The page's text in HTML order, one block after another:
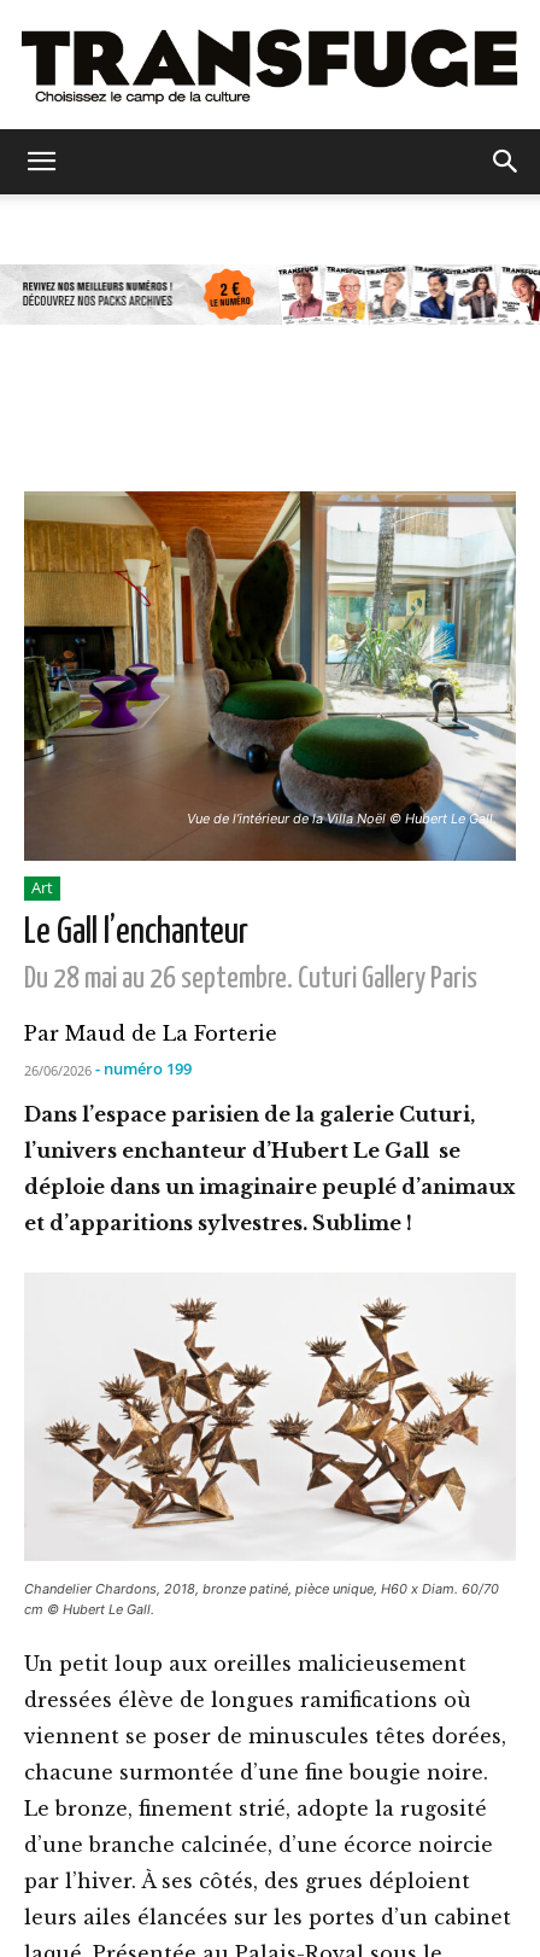
Vue de l’intérieur de la Villa Noël © Hubert Le Gall.
Art
Le Gall l’enchanteur
Du 28 mai au 26 septembre. Cuturi Gallery Paris
Par Maud de La Forterie
26/06/2026 - numéro 199
Dans l’espace parisien de la galerie Cuturi,
l’univers enchanteur d’Hubert Le Gall se
déploie dans un imaginaire peuplé d’animaux
et d’apparitions sylvestres. Sublime !
Chandelier Chardons, 2018, bronze patiné, pièce unique, H60 x Diam. 60/70
cm © Hubert Le Gall.
Un petit loup aux oreilles malicieusement
dressées élève de longues ramifications où
viennent se poser de minuscules têtes dorées,
chacune surmontée d’une fine bougie noire.
Le bronze, finement strié, adopte la rugosité
d’une branche calcinée, d’une écorce noircie
par l’hiver. À ses côtés, des grues déploient
leurs ailes élancées sur les portes d’un cabinet